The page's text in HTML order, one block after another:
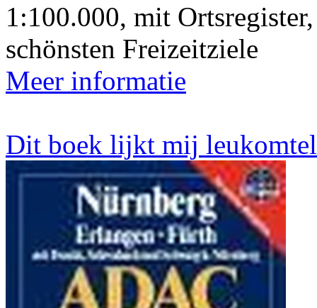
1:100.000, mit
schönsten Freizeitziele
Meer informatie
Dit boek lijkt mij